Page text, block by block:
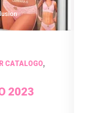
CATALOGO,
2023